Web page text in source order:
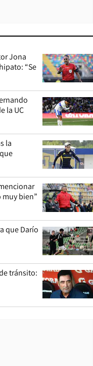
Jona
“Se
la UC
la
muy bien”
que Darío
tránsito: